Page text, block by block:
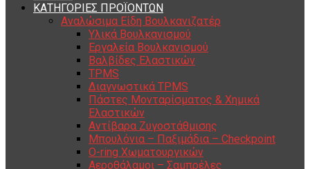
ΚΑΤΗΓΟΡΙΕΣ ΠΡΟΪΟΝΤΩΝ
Αναλώσιμα Είδη Βουλκανιζατέρ
Υλικά Βουλκανισμού
Εργαλεία Βουλκανισμού
Βαλβίδες Ελαστικών
TPMS
Διαγνωστικά TPMS
Πάστες Μονταρίσματος & Χημικά
Ελαστικών
Αντίβαρα Ζυγοστάθμισης
Μπουλόνια – Παξιμάδια – Checkpoint
O-ring Χωματουργικών
Αεροθάλαμοι – Σαμπρέλες